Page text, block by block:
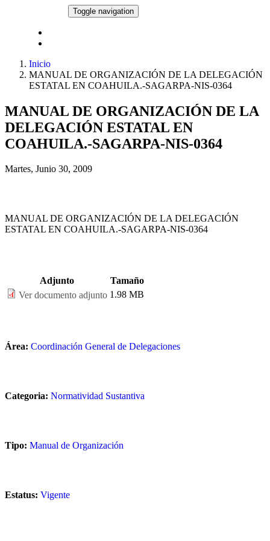
Pasar al contenido principal
Toggle navigation
Inicio
MANUAL DE ORGANIZACIÓN DE LA DELEGACIÓN
ESTATAL EN COAHUILA.-SAGARPA-NIS-0364
MANUAL DE ORGANIZACIÓN DE LA
DELEGACIÓN ESTATAL EN
COAHUILA.-SAGARPA-NIS-0364
Martes, Junio 30, 2009
MANUAL DE ORGANIZACIÓN DE LA DELEGACIÓN
ESTATAL EN COAHUILA.-SAGARPA-NIS-0364
Adjunto
Tamaño
Ver documento adjunto 1.98 MB
Área: Coordinación General de Delegaciones
Categoria: Normatividad Sustantiva
Tipo: Manual de Organización
Estatus: Vigente